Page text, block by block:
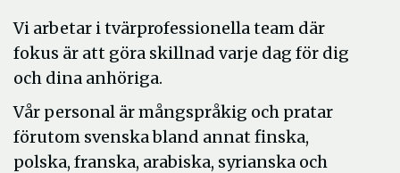
Vi arbetar i tvärprofessionella team där
fokus är att göra skillnad varje dag för dig
och dina anhöriga.
Vår personal är mångspråkig och pratar
förutom svenska bland annat finska,
polska, franska, arabiska, syrianska och